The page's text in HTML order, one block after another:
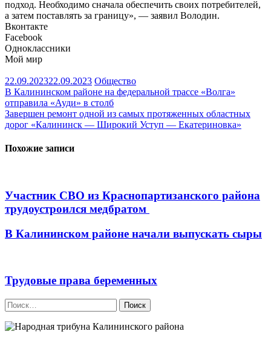
подход. Необходимо сначала обеспечить своих потребителей,
а затем поставлять за границу», — заявил Володин.
Вконтакте
Facebook
Одноклассники
Мой мир
22.09.202322.09.2023 Общество
Навигация
по
записям
В Калининском районе на федеральной трассе «Волга»
отправила «Ауди» в столб
Завершен ремонт одной из самых протяженных областных
дорог «Калининск — Широкий Уступ — Екатериновка»
Похожие записи
Участник СВО из Краснопартизанского района
трудоустроился медбратом
В Калининском районе начали выпускать сыры
Трудовые права беременных
Найти: